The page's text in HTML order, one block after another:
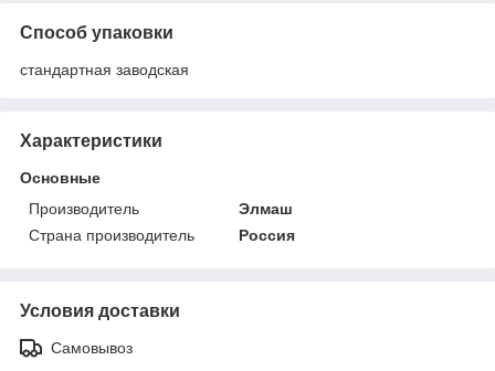
Способ упаковки
стандартная заводская
Характеристики
Основные
Производитель
Элмаш
Страна производитель
Россия
Условия доставки
Самовывоз